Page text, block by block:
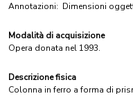
Annotazioni: Dimensioni
Modalità di acquisizione
Opera donata nel 1993.
Descrizione fisica
Colonna in ferro a forma di